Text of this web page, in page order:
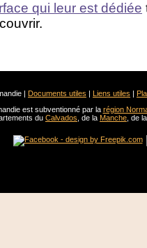
qui leur est dédiée
| Documents utiles Liens utiles
est subventionné par la région
du Calvados , de la Manche , de